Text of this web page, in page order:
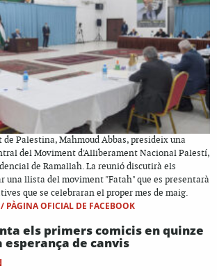
Palestina, Mahmoud Abbas, presideix una
del Moviment d'Alliberament Nacional Palestí,
de Ramallah. La reunió discutirà els
una llista del moviment "Fatah" que es presentarà
que se celebraran el proper mes de maig.
PÀGINA OFICIAL DE FACEBOOK
els primers comicis en quinze
esperança de canvis